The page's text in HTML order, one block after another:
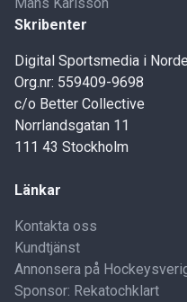
Skribenter
Digital Sportsmedia i
Org.nr: 559409-9698
c/o Better Collective
Norrlandsgatan 11
111 43 Stockholm
Länkar
Kontakta oss
Kundtjänst
Annonsera på
Sponsor: Rekatochklart